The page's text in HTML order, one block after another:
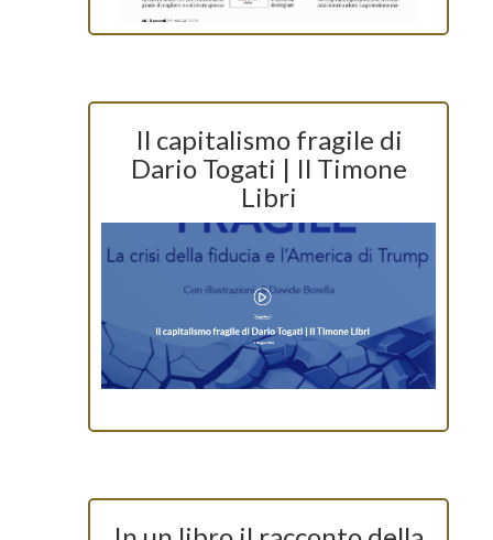
Il capitalismo fragile di
Dario Togati | Il Timone
Libri